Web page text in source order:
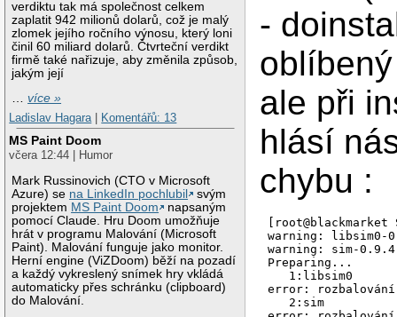
verdiktu tak má společnost celkem
zaplatit 942 milionů dolarů, což je malý
zlomek jejího ročního výnosu, který loni
činil 60 miliard dolarů. Čtvrteční verdikt
firmě také nařizuje, aby změnila způsob,
jakým její
…více »
Ladislav Hagara
Komentářů: 13
MS Paint Doom
včera 12:44 | Humor
Mark Russinovich (CTO v Microsoft
Azure) se na LinkedIn pochlubil
svým
projektem MS Paint Doom
napsaným
pomocí Claude. Hru Doom umožňuje
hrát v programu Malování (Microsoft
Paint). Malování funguje jako monitor.
Herní engine (ViZDoom) běží na pozadí
a každý vykreslený snímek hry vkládá
automaticky přes schránku (clipboard)
do Malování.
-
ale při
hlásí
chybu :
warning: libsim0-
warning: sim-0.9.4-
Preparing...
1:libsim0
error:
2:sim